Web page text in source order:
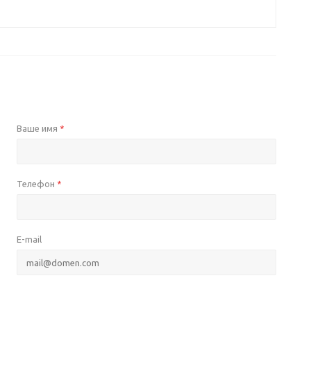
Ваше имя *
Телефон *
E-mail